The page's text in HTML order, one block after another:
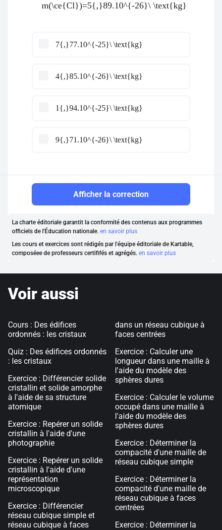
m(\ce{Cl})=5{,}89.10^{-26}\ \text{kg}
7{,}77.10^{-25}\ \text{kg}
4{,}85.10^{-26}\ \text{kg}
1{,}94.10^{-25}\ \text{kg}
9{,}71.10^{-26}\ \text{kg}
Afficher la correction
La charte éditoriale garantit la conformité des contenus aux programmes
officiels de l'Éducation nationale. en savoir plus
Les cours et exercices sont rédigés par l'équipe éditoriale de Kartable,
composéee de professeurs certififés et agrégés. en savoir plus
Voir aussi
Cours : Des édifices
ordonnés : les cristaux
Quiz : Des édifices ordonnés
: les cristaux
Exercice : Différencier solide
cristallin et solide amorphe
à l'aide de sa structure
atomique
Exercice : Repérer un solide
cristallin à l'aide d'une
photographie
Exercice : Repérer un solide
cristallin à l'aide d'une
représentation
microscopique
Exercice : Différencier
réseau cubique simple et
réseau cubique à faces
dans un réseau cubique à
faces centrées
Exercice : Calculer une
longueur dans une maille à
l'aide du modèle des
sphères dures
Exercice : Calculer le volume
occupé dans une maille à
l'aide du modèle des
sphères dures
Exercice : Déterminer la
compacité d'une maille de
réseau cubique simple
Exercice : Déterminer la
compacité d'une maille de
réseau cubique à faces
centrées
Exercice : Déterminer la